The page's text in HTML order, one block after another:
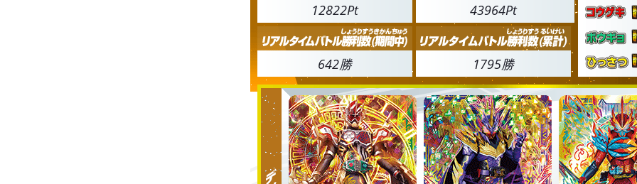
12822Pt 43964Pt
642勝 1795勝